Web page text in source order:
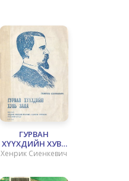
ГУРВАН
ХҮҮХДИЙН ХУВЬ
ЗАЯА
Хенрик Сиенкевич